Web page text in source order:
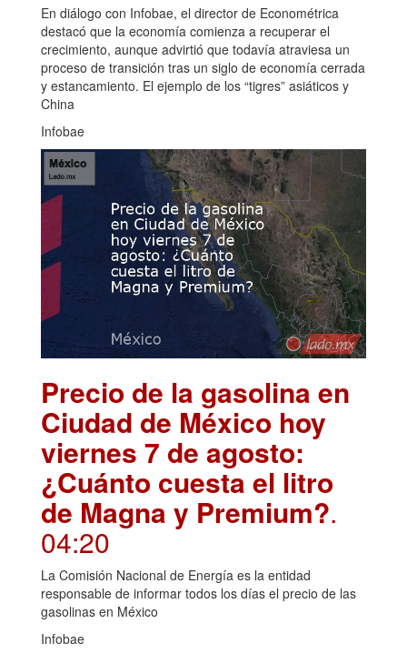
En diálogo con Infobae, el director de Econométrica
destacó que la economía comienza a recuperar el
crecimiento, aunque advirtió que todavía atraviesa un
proceso de transición tras un siglo de economía cerrada
y estancamiento. El ejemplo de los “tigres” asiáticos y
China
Infobae
Precio de la gasolina en
Ciudad de México hoy
viernes 7 de agosto:
¿Cuánto cuesta el litro
de Magna y Premium?.
04:20
La Comisión Nacional de Energía es la entidad
responsable de informar todos los días el precio de las
gasolinas en México
Infobae